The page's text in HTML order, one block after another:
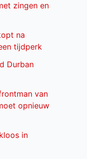
zingen en
na
tijdperk
Durban
van
opnieuw
in